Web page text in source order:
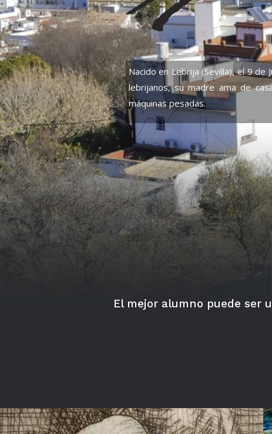
Nacido en Lebrija (Sevilla), el 9 de
lebrijanos, su madre ama de
máquinas pesadas.
El mejor alumno puede ser